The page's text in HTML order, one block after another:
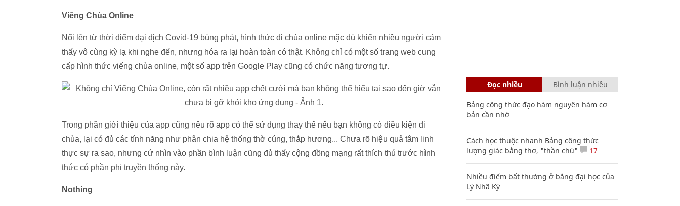
Viếng Chùa Online
Nổi lên từ thời điểm đại dịch Covid-19 bùng phát, hình thức đi chùa online mặc dù khiến nhiều người cảm
thấy vô cùng kỳ lạ khi nghe đến, nhưng hóa ra lại hoàn toàn có thật. Không chỉ có một số trang web cung
cấp hình thức viếng chùa online, một số app trên Google Play cũng có chức năng tương tự.
Trong phần giới thiệu của app cũng nêu rõ app có thể sử dụng thay thế nếu bạn không có điều kiện đi
chùa, lại có đủ các tính năng như phân chia hệ thống thờ cúng, thắp hương... Chưa rõ hiệu quả tâm linh
thực sự ra sao, nhưng cứ nhìn vào phần bình luận cũng đủ thấy cộng đồng mạng rất thích thú trước hình
thức có phần phi truyền thống này.
Nothing
Đọc nhiều Bình luận nhiều
Bảng công thức đạo hàm nguyên hàm cơ
bản cần nhớ
Cách học thuộc nhanh Bảng công thức
lượng giác bằng thơ, "thần chú"
17
Nhiều điểm bất thường ở bằng đại học của
Lý Nhã Kỳ